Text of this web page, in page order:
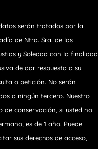
serán tratados por la
de Ntra. Sra. de las
y Soledad con la finalidad
de dar respuesta a su
o petición. No serán
a ningún tercero. Nuestro
de conservación, si usted no
es de 1 año. Puede
sus derechos de acceso,